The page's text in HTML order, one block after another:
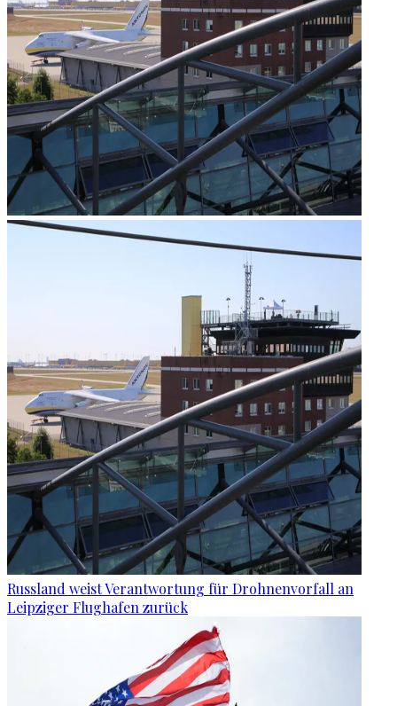
Russland weist Verantwortung für Drohnenvorfall an
Leipziger Flughafen zurück